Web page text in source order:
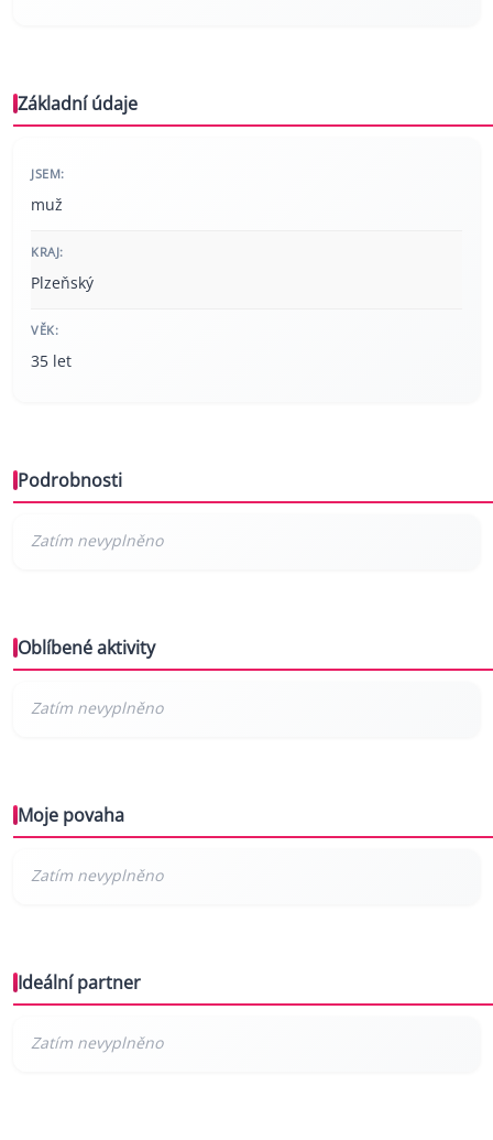
Základní údaje
JSEM:
muž
KRAJ:
Plzeňský
VĚK:
35 let
Podrobnosti
Oblíbené aktivity
Moje povaha
Ideální partner